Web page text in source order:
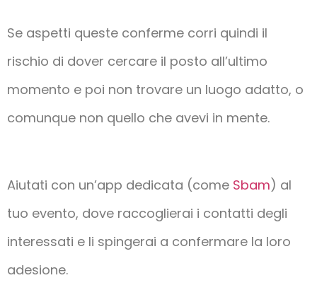
Se aspetti queste conferme corri quindi il
rischio di dover cercare il posto all’ultimo
momento e poi non trovare un luogo adatto, o
comunque non quello che avevi in mente.
Aiutati con un’app dedicata (come Sbam) al
tuo evento, dove raccoglierai i contatti degli
interessati e li spingerai a confermare la loro
adesione.